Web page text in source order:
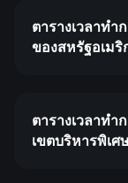
ตารางเวลาท
ของสหรัฐอเมริ
ตารางเวลาท
เขตบริหารพิเศ